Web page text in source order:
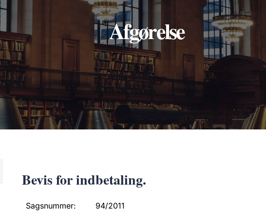
Afgørelse
Bevis for indbetaling.
Sagsnummer:
94/2011